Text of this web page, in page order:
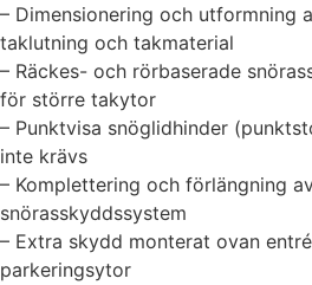
– Dimensionering och utformning
taklutning och takmaterial
– Räckes- och rörbaserade
för större takytor
– Punktvisa snöglidhinder
inte krävs
– Komplettering och förlängning
snörasskyddssystem
– Extra skydd monterat ovan
parkeringsytor